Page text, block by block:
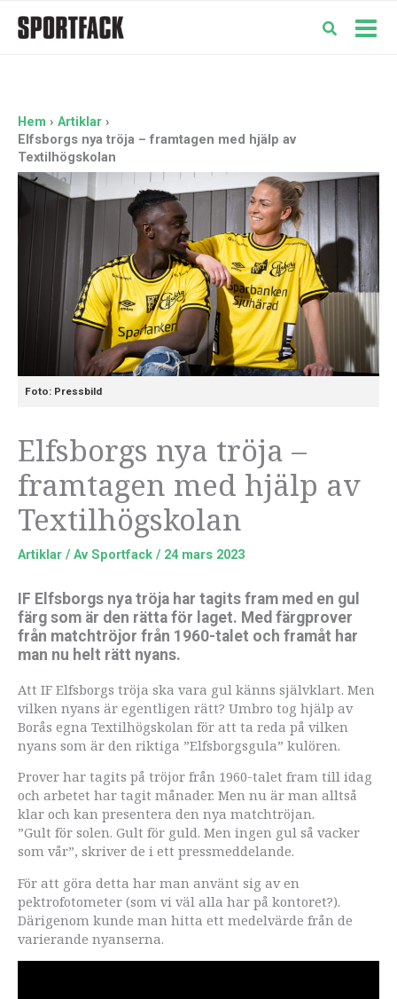
Hem
Artiklar
Elfsborgs nya tröja – framtagen med hjälp av
Textilhögskolan
Foto: Pressbild
Elfsborgs nya tröja –
framtagen med hjälp av
Textilhögskolan
Artiklar / Av Sportfack / 24 mars 2023
IF Elfsborgs nya tröja har tagits fram med en gul
färg som är den rätta för laget. Med färgprover
från matchtröjor från 1960-talet och framåt har
man nu helt rätt nyans.
Att IF Elfsborgs tröja ska vara gul känns självklart. Men
vilken nyans är egentligen rätt? Umbro tog hjälp av
Borås egna Textilhögskolan för att ta reda på vilken
nyans som är den riktiga ”Elfsborgsgula” kulören.
Prover har tagits på tröjor från 1960-talet fram till idag
och arbetet har tagit månader. Men nu är man alltså
klar och kan presentera den nya matchtröjan.
”Gult för solen. Gult för guld. Men ingen gul så vacker
som vår”, skriver de i ett pressmeddelande.
För att göra detta har man använt sig av en
pektrofotometer (som vi väl alla har på kontoret?).
Därigenom kunde man hitta ett medelvärde från de
varierande nyanserna.